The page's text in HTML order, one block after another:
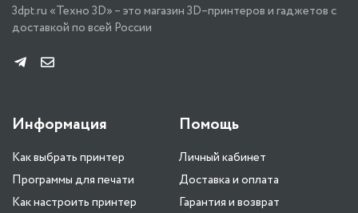
3dpt.ru «Техно 3D» – это магазин 3D–принтеров и гаджетов с
доставкой по всей России
Информация
Как выбрать принтер
Программы для печати
Как настроить принтер
Помощь
Личный кабинет
Доставка и оплата
Гарантия и возврат